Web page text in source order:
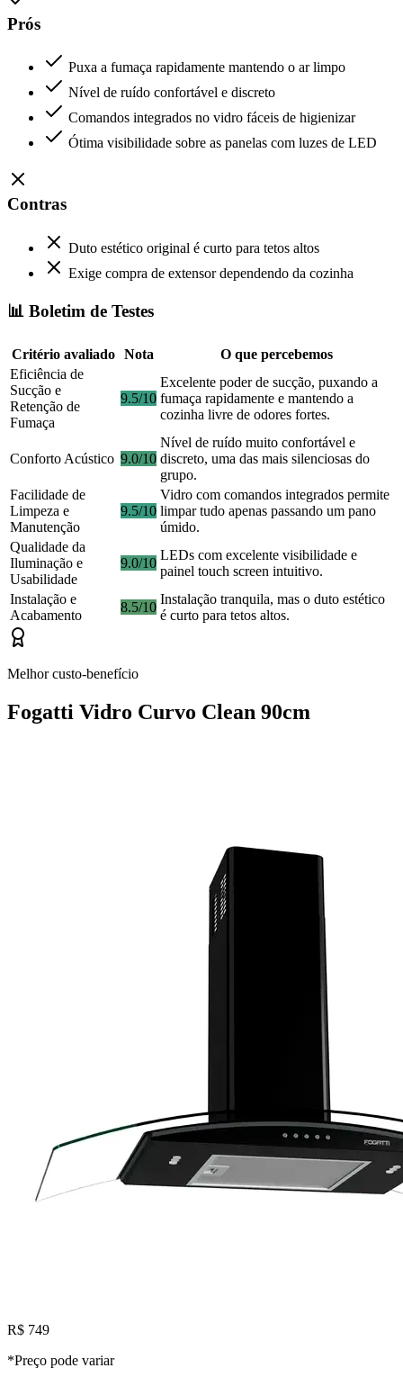
Prós
Puxa a fumaça rapidamente mantendo o ar limpo
Nível de ruído confortável e discreto
Comandos integrados no vidro fáceis de higienizar
Ótima visibilidade sobre as panelas com luzes de LED
Contras
Duto estético original é curto para tetos altos
Exige compra de extensor dependendo da cozinha
📊 Boletim de Testes
Critério avaliado Nota
O que percebemos
Eficiência de
Sucção e
Retenção de
Fumaça
9.5/10
Excelente poder de sucção, puxando a
fumaça rapidamente e mantendo a
cozinha livre de odores fortes.
Conforto Acústico 9.0/10
Nível de ruído muito confortável e
discreto, uma das mais silenciosas do
grupo.
Facilidade de
Limpeza e
Manutenção
9.5/10
Vidro com comandos integrados permite
limpar tudo apenas passando um pano
úmido.
Qualidade da
Iluminação e
Usabilidade
9.0/10
LEDs com excelente visibilidade e
painel touch screen intuitivo.
Instalação e
Acabamento
8.5/10
Instalação tranquila, mas o duto estético
é curto para tetos altos.
Melhor custo-benefício
Fogatti Vidro Curvo Clean 90cm
R$ 749
*Preço pode variar